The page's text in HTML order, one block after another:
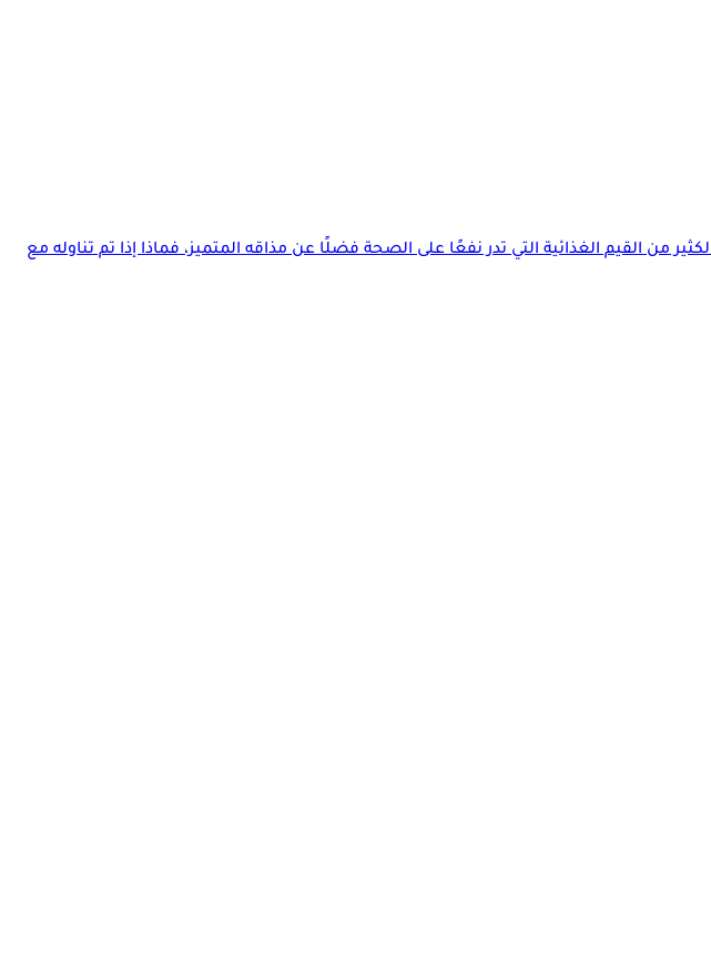
من القيم الغذائية التي تدر نفعًا على الصحة فضلًا عن مذاقه المتميز، فماذا إذا تم تناوله مع